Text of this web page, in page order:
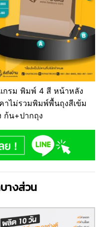
กรม พิมพ์ 4 สี หน้าหลัง
าไม่รวมพิมพ์พื้นถุงสีเข้ม
ก้น+ปากถุง
างส่วน